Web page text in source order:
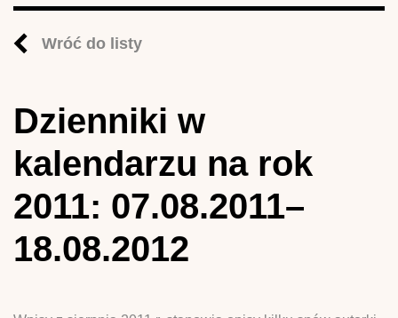
Wróć do listy
Dzienniki w
kalendarzu na rok
2011: 07.08.2011–
18.08.2012